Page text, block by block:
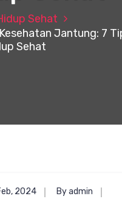
Sehat
Jantung: 7
Sehat
2024
By admin